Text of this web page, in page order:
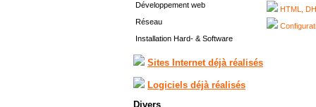
Développement web
HTML,
Réseau
Installation Hard- & Software
Sites Internet déjà réalisés
Logiciels déjà réalisés
Divers